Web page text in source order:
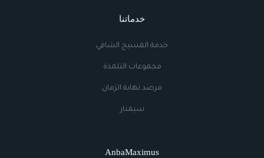
خدماتنا
خدمة المسيح الشافي
مجموعات التلمذة
مرصد نهاية الزمان
سيمنار
AnbaMaximus